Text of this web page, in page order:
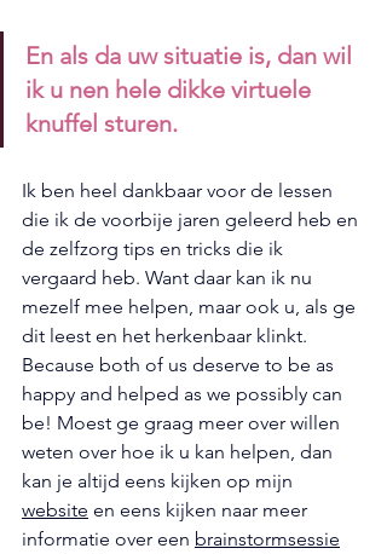
En als da uw situatie is, dan wil
ik u nen hele dikke virtuele
knuffel sturen.
Ik ben heel dankbaar voor de lessen
die ik de voorbije jaren geleerd heb en
de zelfzorg tips en tricks die ik
vergaard heb. Want daar kan ik nu
mezelf mee helpen, maar ook u, als ge
dit leest en het herkenbaar klinkt.
Because both of us deserve to be as
happy and helped as we possibly can
be! Moest ge graag meer over willen
weten over hoe ik u kan helpen, dan
kan je altijd eens kijken op mijn
website en eens kijken naar meer
informatie over een brainstormsessie